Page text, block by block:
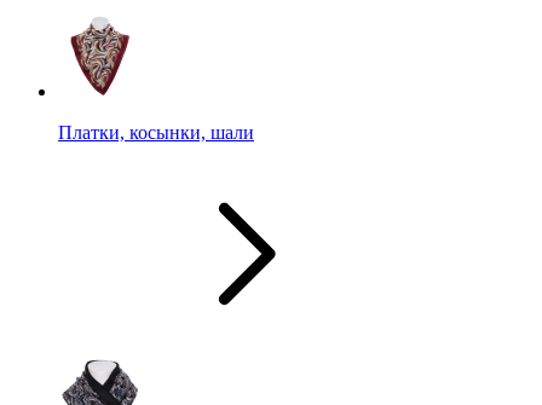
Платки, косынки, шали